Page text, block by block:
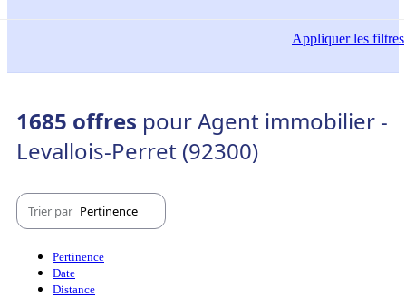
Appliquerles filtres
1685 offres pour Agent immobilier -
Levallois-Perret (92300)
Trier par Pertinence
Pertinence
Date
Distance